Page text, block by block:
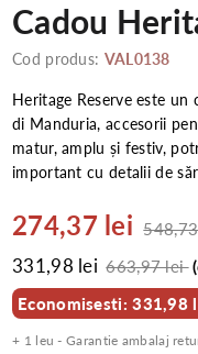
Cadou
Cod produs: VAL0138
Heritage Reserve este
di Manduria, accesorii
matur, amplu și festiv,
important cu detalii de
274,37 lei
331,98 lei 663,97 lei
Economisesti: 331,98
+ 1 leu - Garantie ambalaj